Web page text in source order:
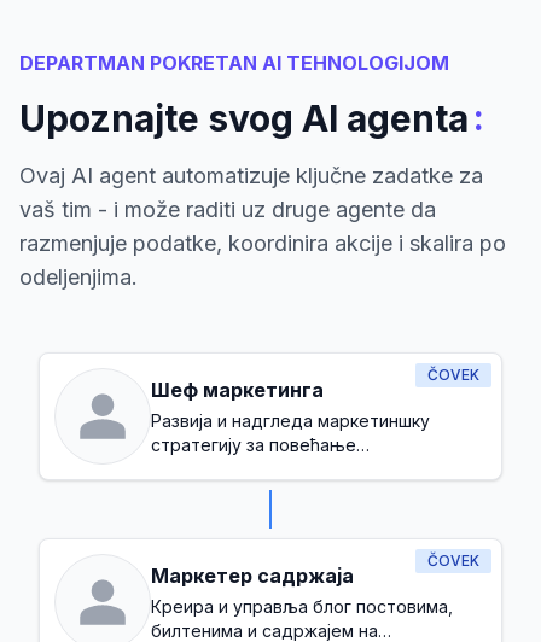
DEPARTMAN POKRETAN AI TEHNOLOGIJOM
Upoznajte svog AI agenta:
Ovaj AI agent automatizuje ključne zadatke za
vaš tim - i može raditi uz druge agente da
razmenjuje podatke, koordinira akcije i skalira po
odeljenjima.
ČOVEK
Шеф маркетинга
Развија и надгледа маркетиншку
стратегију за повећање
генерисање потенцијалних клијената
ČOVEK
Маркетер садржаја
Креира и управља блог постовима,
билтенима и садржајем на